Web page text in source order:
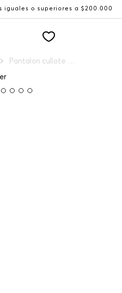
iguales o superiores a $200.000
Pantalon cullote para mujer